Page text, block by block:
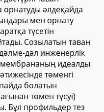
орнатуды әлдеқайда
мен орнату
түсетін
Созылатын таван
дәл инженерлік
идеалды
төменгі
болатын
төмен түсуі)
Бұл профильдер тез